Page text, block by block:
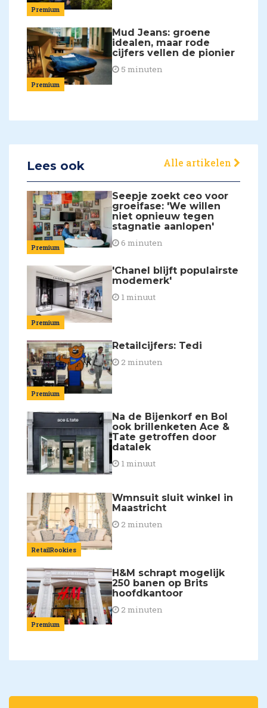
Premium
Premium
Mud Jeans: groene
idealen, maar rode
cijfers vellen de pionier
5 minuten
Lees ook Alle artikelen
Premium
Seepje zoekt ceo voor
groeifase: 'We willen
niet opnieuw tegen
stagnatie aanlopen'
6 minuten
Premium
'Chanel blijft populairste
modemerk'
1 minuut
Premium
Retailcijfers: Tedi
2 minuten
Na de Bijenkorf en Bol
ook brillenketen Ace &
Tate getroffen door
datalek
1 minuut
RetailRookies
Wmnsuit sluit winkel in
Maastricht
2 minuten
Premium
H&M schrapt mogelijk
250 banen op Brits
hoofdkantoor
2 minuten